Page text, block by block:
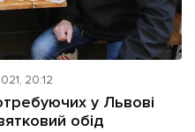
20:12
у Львові
обід